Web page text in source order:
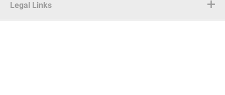
Legal Links